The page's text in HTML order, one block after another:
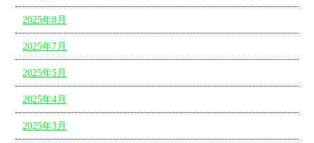
2025年8月
2025年7月
2025年5月
2025年4月
2025年3月